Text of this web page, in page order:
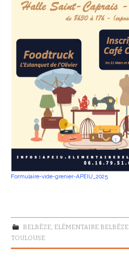
Formulaire-vide-grenier-APEIU_2025
BELBÈZE, ELÉMENTAIRE BELBÈZE
TOULOUSE